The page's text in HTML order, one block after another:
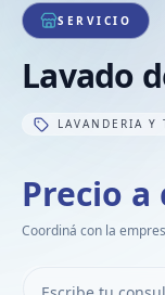
1/1
SERVICIO
Lavado
LAVANDERIA Y
Precio
Coordiná con la